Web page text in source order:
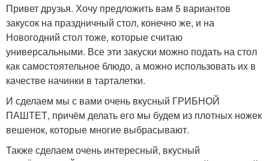
Привет друзья. Хочу предложить вам 5 вариантов
закусок на праздничный стол, конечно же, и на
Новогодний стол тоже, которые считаю
универсальными. Все эти закуски можно подать на стол
как самостоятельное блюдо, а можно использовать их в
качестве начинки в тарталетки.
И сделаем мы с вами очень вкусный ГРИБНОЙ
ПАШТЕТ, причём делать его мы будем из плотных ножек
вешенок, которые многие выбрасывают.
Также сделаем очень интересный, вкусный